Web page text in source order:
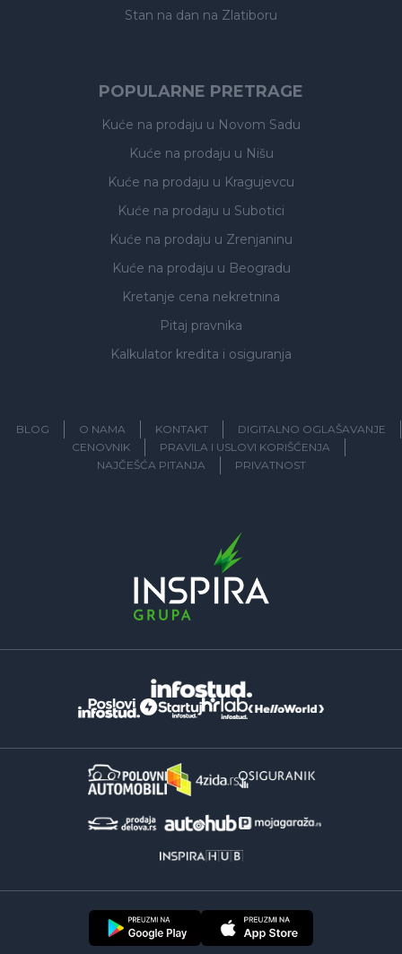
Stan na dan na Zlatiboru
POPULARNE PRETRAGE
Kuće na prodaju u Novom Sadu
Kuće na prodaju u Nišu
Kuće na prodaju u Kragujevcu
Kuće na prodaju u Subotici
Kuće na prodaju u Zrenjaninu
Kuće na prodaju u Beogradu
Kretanje cena nekretnina
Pitaj pravnika
Kalkulator kredita i osiguranja
BLOG O NAMA KONTAKT
DIGITALNO OGLAŠAVANJE
CENOVNIK
PRAVILA I USLOVI KORIŠĆENJA
NAJČEŠĆA PITANJA
PRIVATNOST